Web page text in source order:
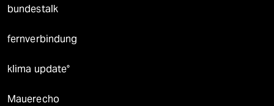
bundestalk
fernverbindung
klima update°
Mauerecho